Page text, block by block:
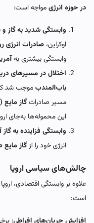
در حوزه انرژیمواجه است:
وابستگی شدید به گاز
اوکراین، صادرات انرژی
وابستگی بیشتری به
اختلال در مسیرهای
باب‌المندبموجب شد
مسیر صادراتگاز مایع (LNG) قطر به اروپا
این محموله‌ها به‌جای
وابستگی فزاینده به گاز
انرژی خود را ازگاز مایع
چالش‌های سیاسی اروپا
علاوه بر وابستگی اقتصادی، اروپا
است: